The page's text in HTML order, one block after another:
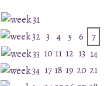
3 4 5 6 7
10 11 12 13 14
17 18 19 20 21